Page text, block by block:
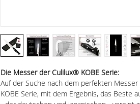
Die Messer der Culilux® KOBE Serie:
Auf der Suche nach dem perfekten
KOBE Serie, mit dem Ergebnis, das Beste